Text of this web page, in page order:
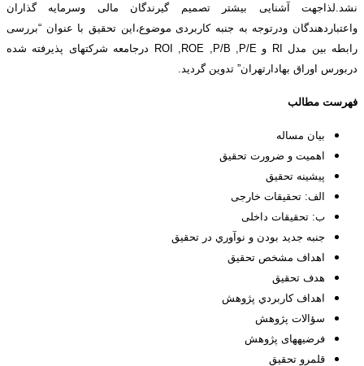
نشد.لذاجهت آشنایی بیشتر تصمیم گیرندگان مالی وسرمایه گذاران
واعتباردهندگان ودرتوجه به جنبه کاربردی موضوع،این تحقیق با عنوان “بررسی
رابطه بین مدل RI و ROI ,ROE ,P/B ,P/E درجامعه شرکتهای پذیرفته شده
دربورس اوراق بهادارتهران” تدوین گردید.
فهرست مطالب
بیان مساله
اهمیت و ضرورت تحقیق
پیشینه تحقیق
الف: تحقیقات خارجی
ب: تحقیقات داخلی
جنبه جديد بودن و نوآوري در تحقيق
اهداف مشخص تحقیق
هدف تحقیق
اهداف كاربردي پژوهش
سؤالات پژوهش
فرضیه­های پژوهش
قلمرو تحقیق